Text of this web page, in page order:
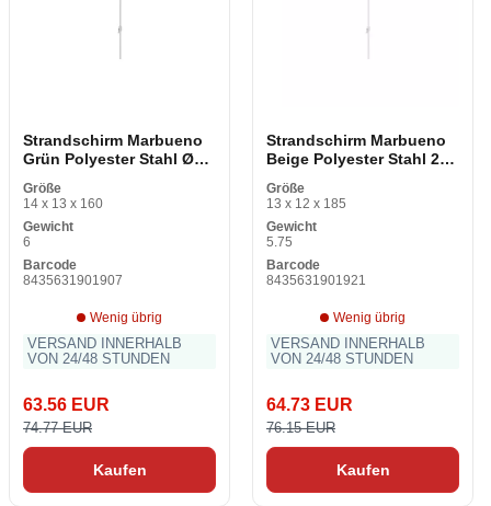
Strandschirm Marbueno
Grün Polyester Stahl Ø
Größe
14 x 13 x 160
Gewicht
6
Barcode
8435631901907
Wenig übrig
VERSAND INNERHALB
VON 24/48 STUNDEN
63.56 EUR
74.77 EUR
Kaufen
Strandschirm Marbueno
Beige Polyester Stahl 200
Größe
13 x 12 x 185
Gewicht
5.75
Barcode
8435631901921
Wenig übrig
VERSAND INNERHALB
VON 24/48 STUNDEN
64.73 EUR
76.15 EUR
Kaufen